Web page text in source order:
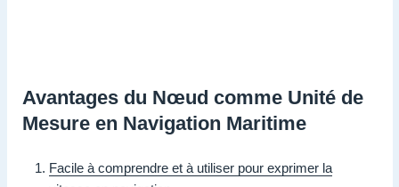
Avantages du Nœud comme Unité de
Mesure en Navigation Maritime
Facile à comprendre et à utiliser pour exprimer la